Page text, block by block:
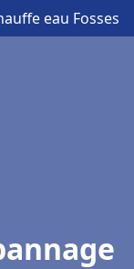
eau Fosses